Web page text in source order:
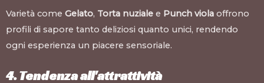
Varietà come Gelato, Torta nuziale e Punch viola offrono
profili di sapore tanto deliziosi quanto unici, rendendo
ogni esperienza un piacere sensoriale.
4. Tendenza all'attrattività